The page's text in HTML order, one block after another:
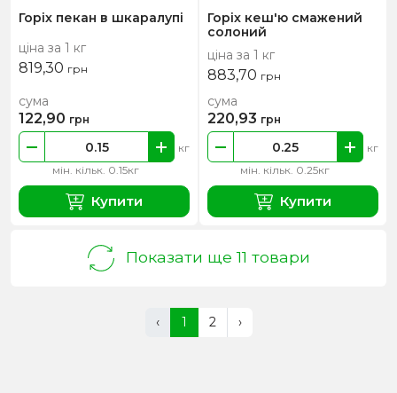
Горіх пекан в шкаралупі
ціна за 1 кг
819,30 грн
мін. кільк. 0.15кг
кг
сума
122,90 грн
Купити
Горіх кеш'ю смажений
солоний
ціна за 1 кг
883,70 грн
мін. кільк. 0.25кг
кг
сума
220,93 грн
Купити
Показати ще 11 товари
‹ 1 2 ›